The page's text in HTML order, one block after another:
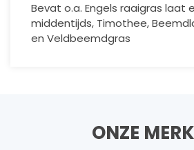
Bevat o.a. Engels raaigras laat
middentijds, Timothee,
en Veldbeemdgras
ONZE